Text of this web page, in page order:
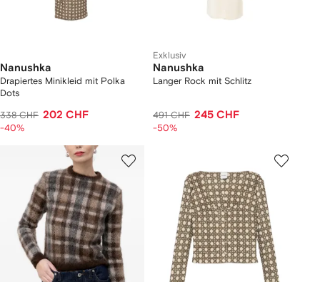
Nanushka
Drapiertes Minikleid mit Polka
Dots
338 CHF 202 CHF
-40%
Exklusiv
Nanushka
Langer Rock mit Schlitz
491 CHF 245 CHF
-50%